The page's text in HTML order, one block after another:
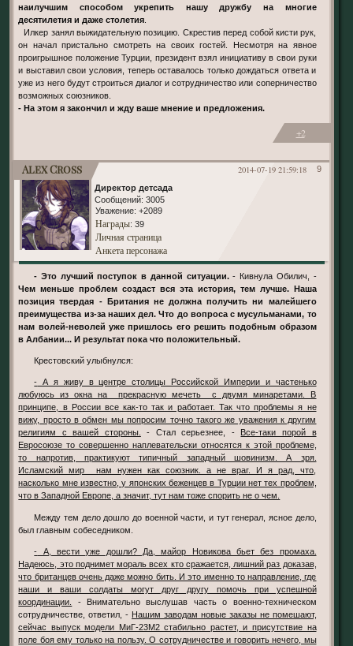
наилучшим способом укрепить нашу дружбу на многие
десятилетия и даже столетия
Илкер занял выжидательную позицию. Скрестив перед собой кисти рук,
он начал пристально смотреть на своих гостей. Несмотря на явное
проигрышное положение Турции, президент взял инициативу в свои руки
и выставил свои условия, теперь оставалось только дождаться ответа и
уже из него будут строиться диалог и сотрудничество или соперничество
возможных союзников.
- На этом я закончил и жду ваше мнение и предложения.
+2
9
2014-07-19 21:59:18
Alex Cross
Директор детсада
Сообщений: 3005
Уважение: +2089
Награды: 39
Личная страница
Анкета персонажа
- Это лучший поступок в данной ситуации.- Кивнула Обилич, -
Чем меньше проблем создаст вся эта история, тем лучше. Наша
позиция твердая - Британия не должна получить ни малейшего
преимущества из-за наших дел. Что до вопроса с мусульманами, то
нам волей-неволей уже пришлось его решить подобным образом
в Албании... И результат пока что положительный.
Крестовский улыбнулся:
- А я живу в центре столицы Российской Империи и частенько
любуюсь из окна на прекрасную мечеть с двумя минаретами. В
принципе, в России все как-то так и работает. Так что проблемы я не
вижу, просто в обмен мы попросим точно такого же уважения к другим
религиям с вашей стороны. - Стал серьезнее, -
Все-таки порой в
Евросоюзе то совершенно наплевательски относятся к этой проблеме,
то напротив, практикуют типичный западный шовинизм. А зря.
Исламский мир нам нужен как союзник. а не враг. И я рад, что,
насколько мне известно, у японских беженцев в Турции нет тех проблем,
что в Западной Европе, а значит, тут нам тоже спорить не о чем.
Между тем дело дошло до военной части, и тут генерал, ясное дело,
был главным собеседником.
- А, вести уже дошли? Да, майор Новикова бьет без промаха.
Надеюсь, это поднимет мораль всех кто сражается, лишний раз доказав,
что британцев очень даже можно бить. И это именно то направление, где
наши и ваши солдаты могут друг другу помочь при успешной
координации.
- Внимательно выслушав часть о военно-техническом
сотрудничестве, ответил, - Нашим заводам новые заказы не помешают,
сейчас выпуск модели МиГ-23М2 стабильно растет, и присутствие на
поле боя ему только на пользу. О сотрудничестве и говорить нечего, мы